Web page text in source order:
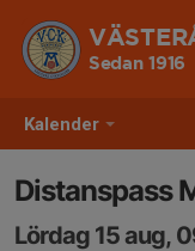
Kalender
Sedan 1916
Distanspass
Lördag 15 aug,